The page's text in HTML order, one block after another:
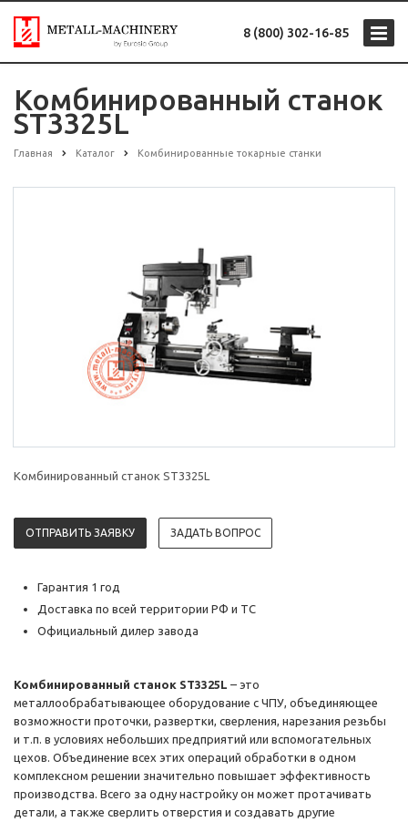
8 (800) 302-16-85
Комбинированный станок
ST3325L
Главная Каталог Комбинированные токарные станки
Комбинированный станок ST3325L
ОТПРАВИТЬ ЗАЯВКУ ЗАДАТЬ ВОПРОС
Гарантия 1 год
Доставка по всей территории РФ и ТС
Официальный дилер завода
Комбинированный станок ST3325L – это
металлообрабатывающее оборудование с ЧПУ, объединяющее
возможности проточки, развертки, сверления, нарезания резьбы
и т.п. в условиях небольших предприятий или вспомогательных
цехов. Объединение всех этих операций обработки в одном
комплексном решении значительно повышает эффективность
производства. Всего за одну настройку он может протачивать
детали, а также сверлить отверстия и создавать другие